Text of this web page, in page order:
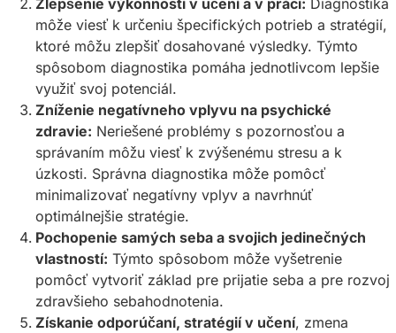
môže viesť k určeniu špecifických potrieb a stratégií,
ktoré môžu zlepšiť dosahované výsledky. Týmto
spôsobom diagnostika pomáha jednotlivcom lepšie
využiť svoj potenciál.
Zníženie negatívneho vplyvu na psychické
zdravie: Neriešené problémy s pozornosťou a
správaním môžu viesť k zvýšenému stresu a k
úzkosti. Správna diagnostika môže pomôcť
minimalizovať negatívny vplyv a navrhnúť
optimálnejšie stratégie.
Pochopenie samých seba a svojich jedinečných
vlastností: Týmto spôsobom môže vyšetrenie
pomôcť vytvoriť základ pre prijatie seba a pre rozvoj
zdravšieho sebahodnotenia.
Získanie odporúčaní, stratégií v učení, zmena